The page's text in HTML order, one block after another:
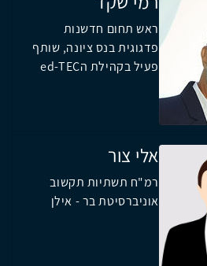
ראש תחום חדשנות
פדגוגית בנס ציונה, שותף
פעיל בקהילת הed-TEC
אלי צור
רמ"ח תשתיות תקשוב
אוניברסיטת בר - אילן